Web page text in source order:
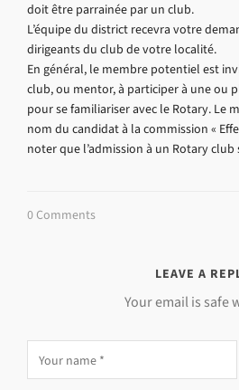
doit être parrainée par un club.
L’équipe du district recevra votre
dirigeants du club de votre localité.
En général, le membre potentiel est
club, ou mentor, à participer à une ou
pour se familiariser avec le Rotary. Le
nom du candidat à la commission «
noter que l’admission à un Rotary
0 Comments
LEAVE A
Your email is safe